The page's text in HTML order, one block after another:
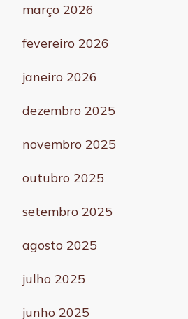
março 2026
fevereiro 2026
janeiro 2026
dezembro 2025
novembro 2025
outubro 2025
setembro 2025
agosto 2025
julho 2025
junho 2025